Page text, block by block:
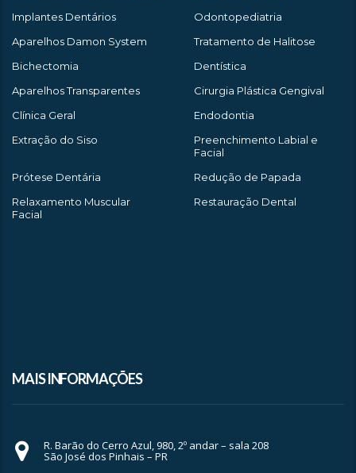
Implantes Dentários
Odontopediatria
Aparelhos Damon System
Tratamento de Halitose
Bichectomia
Dentística
Aparelhos Transparentes
Cirurgia Plástica Gengival
Clínica Geral
Endodontia
Extração do Siso
Preenchimento Labial e
Facial
Prótese Dentária
Redução de Papada
Relaxamento Muscular
Facial
Restauração Dental
MAIS INFORMAÇÕES
R. Barão do Cerro Azul, 980, 2º andar – sala 208
São José dos Pinhais – PR